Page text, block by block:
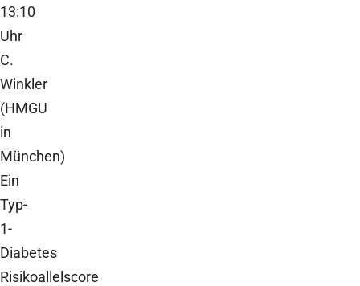
13:10
Uhr
C.
Winkler
(HMGU
in
München)
Ein
Typ-
1-
Diabetes
Risikoallelscore